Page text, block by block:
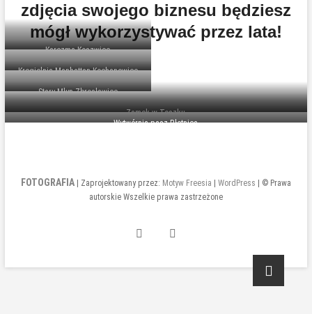
zdjęcia swojego biznesu będziesz
mógł wykorzystywać przez lata!
Karczma Koszwice
Kręgielnia Manhattan Kochanowice
Stary Młyn Zbrosławice
Zamek w Toszku
Wytwórnia pasz Błotnica
FOTOGRAFIA| Zaprojektowany przez: Motyw Freesia WordPress | © Prawa
autorskie Wszelkie prawa zastrzeżone
INSTAGRAM